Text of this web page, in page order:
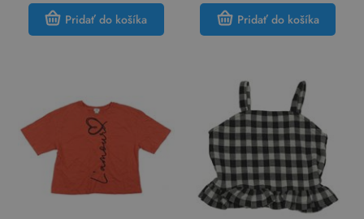
Pridať do košíka Pridať do košíka